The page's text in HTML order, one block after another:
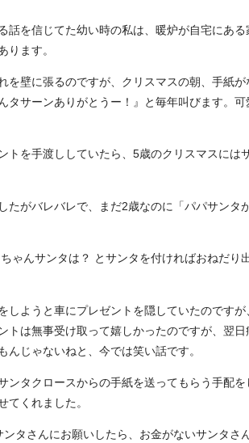
話を信じてた幼い時の私は、暖炉が自宅にあ
ります。
を壁に張るのですが、クリスマスの朝、手紙
タサーンありがとうー！』と毎年叫びます。
トを手渡ししていたら、5歳のクリスマスには
たがバレバレで、まだ2歳なのに「パパサンタ
ゃんサンタは？ とサンタを付ければおねだり
しようと車にプレゼントを隠していたのです
トは無事受け取って嬉しかったのですが、翌
じゃないねと、今では笑い話です。
ンタクロースからの手紙を送ってもらう手配
てくれました。
タさんにお願いしたら、お金がないサンタさ